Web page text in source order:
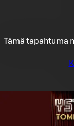
Tämä tapahtuma